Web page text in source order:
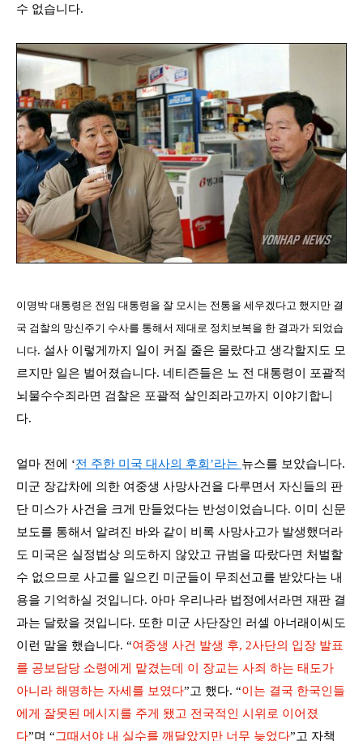
수 없습니다.
이명박 대통령은 전임 대통령을 잘 모시는 전통을 세우겠다고 했지만 결
국 검찰의 망신주기 수사를 통해서 제대로 정치보복을 한 결과가 되었습
니다. 설사 이렇게까지 일이 커질 줄은 몰랐다고 생각할지도 모
르지만 일은 벌어졌습니다. 네티즌들은 노 전 대통령이 포괄적
뇌물수수죄라면 검찰은 포괄적 살인죄라고까지 이야기합니
다.
얼마 전에 ‘전 주한 미국 대사의 후회 ’라는 뉴스를 보았습니다.
미군 장갑차에 의한 여중생 사망사건을 다루면서 자신들의 판
단 미스가 사건을 크게 만들었다는 반성이었습니다. 이미 신문
보도를 통해서 알려진 바와 같이 비록 사망사고가 발생했더라
도 미국은 실정법상 의도하지 않았고 규범을 따랐다면 처벌할
수 없으므로 사고를 일으킨 미군들이 무죄선고를 받았다는 내
용을 기억하실 것입니다. 아마 우리나라 법정에서라면 재판 결
과는 달랐을 것입니다. 또한 미군 사단장인 러셀 아너래이씨도
이런 말을 했습니다. “여중생 사건 발생 후, 2사단의 입장 발표
를 공보담당 소령에게 맡겼는데 이 장교는 사죄 하는 태도가
아니라 해명하는 자세를 보였다”고 했다. “이는 결국 한국인들
에게 잘못된 메시지를 주게 됐고 전국적인 시위로 이어졌
다”며 “그때서야 내 실수를 깨달았지만 너무 늦었다”고 자책